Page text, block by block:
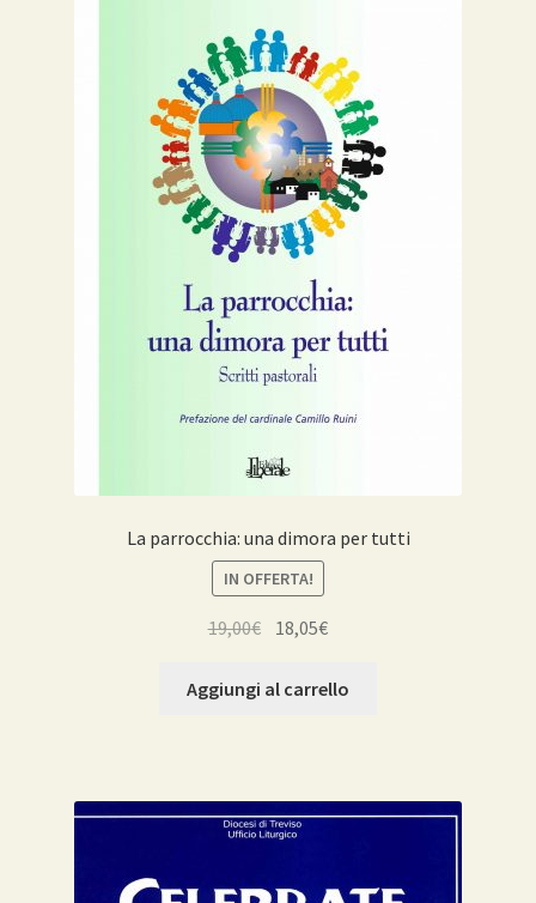
La parrocchia: una dimora per tutti
IN OFFERTA!
19,00€
originale
18,05€Il
attuale
Aggiungi al carrello